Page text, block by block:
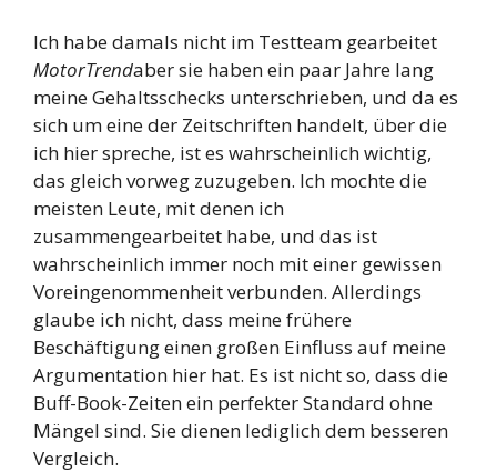
Ich habe damals nicht im Testteam gearbeitet
MotorTrendaber sie haben ein paar Jahre lang
meine Gehaltsschecks unterschrieben, und da es
sich um eine der Zeitschriften handelt, über die
ich hier spreche, ist es wahrscheinlich wichtig,
das gleich vorweg zuzugeben. Ich mochte die
meisten Leute, mit denen ich
zusammengearbeitet habe, und das ist
wahrscheinlich immer noch mit einer gewissen
Voreingenommenheit verbunden. Allerdings
glaube ich nicht, dass meine frühere
Beschäftigung einen großen Einfluss auf meine
Argumentation hier hat. Es ist nicht so, dass die
Buff-Book-Zeiten ein perfekter Standard ohne
Mängel sind. Sie dienen lediglich dem besseren
Vergleich.